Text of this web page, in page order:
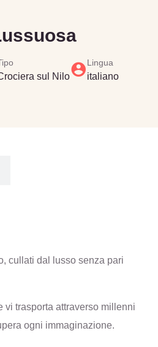
sul Nilo
Lingua
italiano
cullati dal lusso senza pari
vi trasporta attraverso millenni
ogni immaginazione.